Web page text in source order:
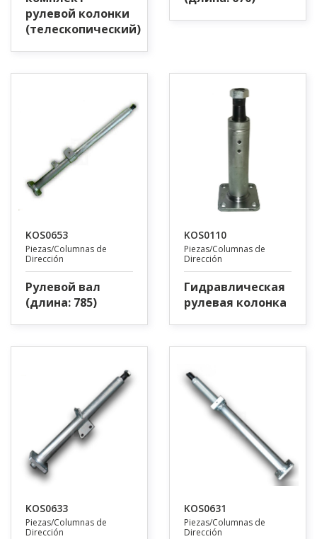
рулевой колонки
(телескопический)
KOS0653
Piezas/Columnas de
Dirección
Рулевой вал
(длина: 785)
KOS0110
Piezas/Columnas de
Dirección
Гидравлическая
рулевая колонка
KOS0633
Piezas/Columnas de
Dirección
KOS0631
Piezas/Columnas de
Dirección